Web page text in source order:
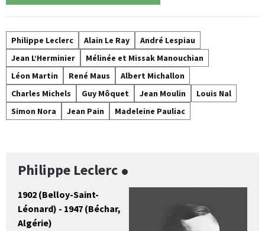
Philippe Leclerc Alain Le Ray
André Lespiau
Jean L’Herminier
Mélinée et Missak Manouchian
Léon Martin
René Maus
Albert Michallon
Charles Michels
Guy Môquet Jean Moulin
Louis Nal
Simon Nora
Jean Pain Madeleine Pauliac
Philippe Leclerc
1902 (Belloy-Saint-
Léonard) - 1947 (Béchar,
Algérie)